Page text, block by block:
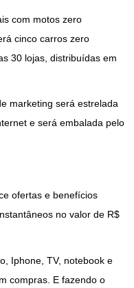
com motos zero
cinco carros zero
30 lojas, distribuídas em
marketing será estrelada
e será embalada pelo
ofertas e benefícios
no valor de R$
Iphone, TV, notebook e
compras. E fazendo o